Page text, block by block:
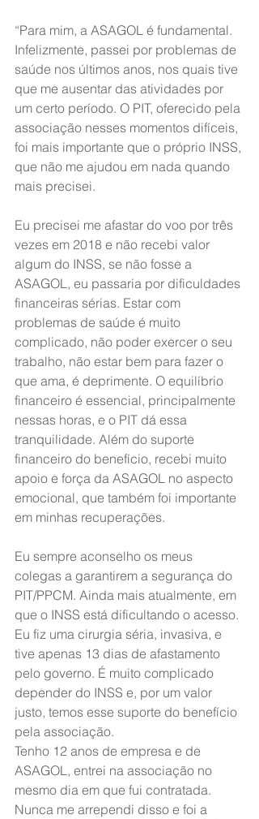
“Para mim, a ASAGOL é fundamental.
Infelizmente, passei por problemas de
saúde nos últimos anos, nos quais tive
que me ausentar das atividades por
um certo período. O PIT, oferecido pela
associação nesses momentos difíceis,
foi mais importante que o próprio INSS,
que não me ajudou em nada quando
mais precisei.
Eu precisei me afastar do voo por três
vezes em 2018 e não recebi valor
algum do INSS, se não fosse a
ASAGOL, eu passaria por dificuldades
financeiras sérias. Estar com
problemas de saúde é muito
complicado, não poder exercer o seu
trabalho, não estar bem para fazer o
que ama, é deprimente. O equilíbrio
financeiro é essencial, principalmente
nessas horas, e o PIT dá essa
tranquilidade. Além do suporte
financeiro do benefício, recebi muito
apoio e força da ASAGOL no aspecto
emocional, que também foi importante
em minhas recuperações.
Eu sempre aconselho os meus
colegas a garantirem a segurança do
PIT/PPCM. Ainda mais atualmente, em
que o INSS está dificultando o acesso.
Eu fiz uma cirurgia séria, invasiva, e
tive apenas 13 dias de afastamento
pelo governo. É muito complicado
depender do INSS e, por um valor
justo, temos esse suporte do benefício
pela associação.
Tenho 12 anos de empresa e de
ASAGOL, entrei na associação no
mesmo dia em que fui contratada.
Nunca me arrependi disso e foi a